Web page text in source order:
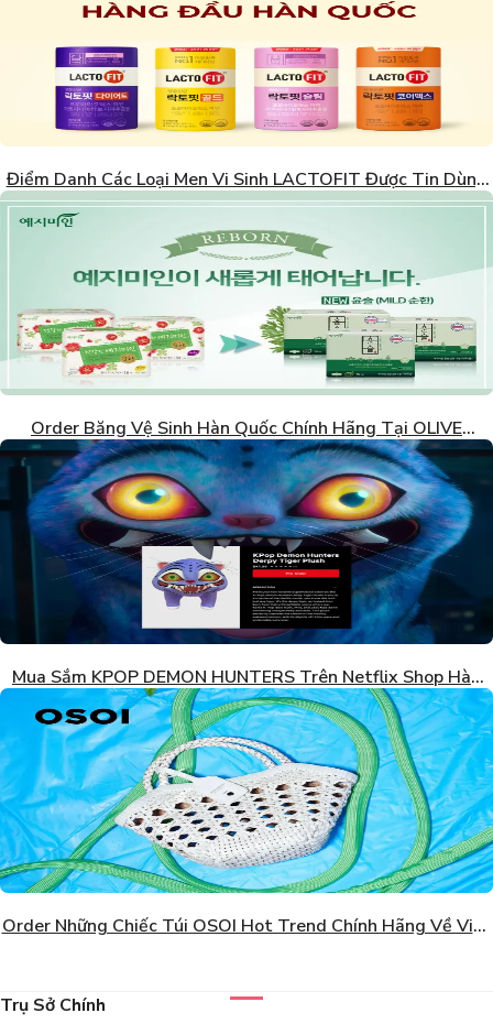
Điểm Danh Các Loại Men Vi Sinh LACTOFIT Được Tin Dùng
Nhất Hàn Quốc
Order Băng Vệ Sinh Hàn Quốc Chính Hãng Tại OLIVE
YOUNG
Mua Sắm KPOP DEMON HUNTERS Trên Netflix Shop Hàn
Quốc
Order Những Chiếc Túi OSOI Hot Trend Chính Hãng Về Việt
Trụ Sở Chính